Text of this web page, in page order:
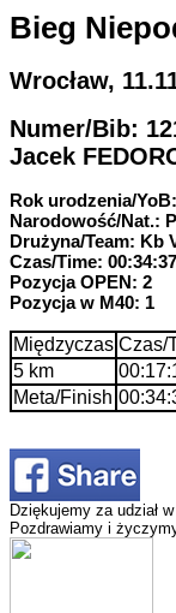
Bieg
Wrocław,
Numer/Bib:
Jacek
Rok urodzenia/
Narodowość/Nat.:
Drużyna/Team: Kb
Czas/Time: 00:34:37
Pozycja OPEN: 2
Pozycja w M40: 1
Międzyczas Czas/
5 km
Meta/Finish
Dziękujemy za udział
Pozdrawiamy i